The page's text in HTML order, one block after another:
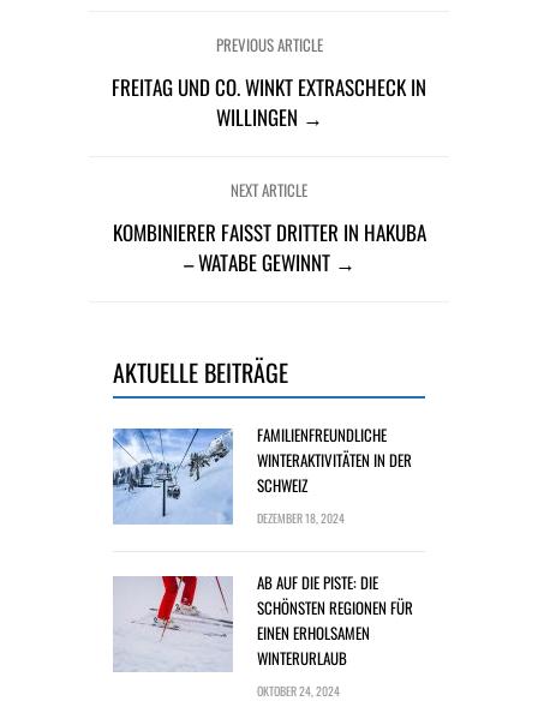
PREVIOUS ARTICLE
FREITAG UND CO. WINKT EXTRASCHECK IN
WILLINGEN →
NEXT ARTICLE
KOMBINIERER FAISST DRITTER IN HAKUBA –
WATABE GEWINNT →
AKTUELLE BEITRÄGE
FAMILIENFREUNDLICHE
WINTERAKTIVITÄTEN IN DER
SCHWEIZ
DEZEMBER 18, 2024
AB AUF DIE PISTE: DIE
SCHÖNSTEN REGIONEN FÜR
EINEN ERHOLSAMEN
WINTERURLAUB
OKTOBER 24, 2024